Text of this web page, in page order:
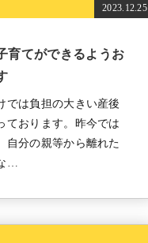
2023.12.25
育てができるようお
では負担の大きい産後
ております。昨今では
自分の親等から離れた
…